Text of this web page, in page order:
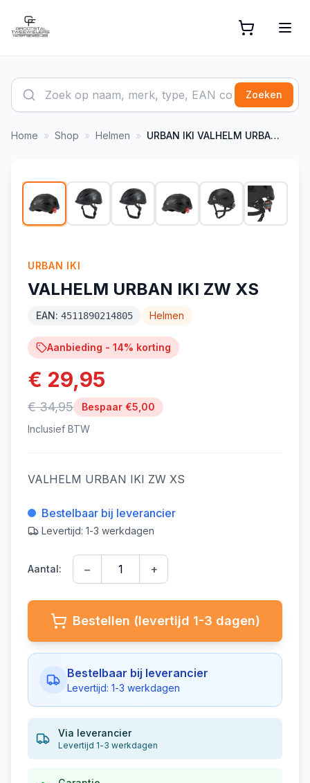
Zoeken
Home » Shop » Helmen » URBAN IKI VALHELM URBAN IKI ZW XS
-14 %
URBAN IKI
VALHELM URBAN IKI ZW XS
EAN: 4511890214805 Helmen
Aanbieding - 14% korting
€ 29,95
€ 34,95 Bespaar €5,00
Inclusief BTW
VALHELM URBAN IKI ZW XS
Bestelbaar bij leverancier
Levertijd: 1-3 werkdagen
Aantal: − +
Bestellen (levertijd 1-3 dagen)
Bestelbaar bij leverancier
Levertijd: 1-3 werkdagen
Via leverancier
Levertijd 1-3 werkdagen